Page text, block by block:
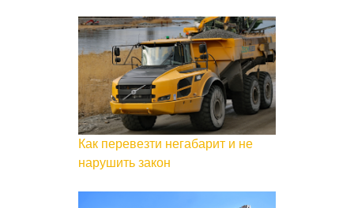
Как перевезти негабарит и не
нарушить закон